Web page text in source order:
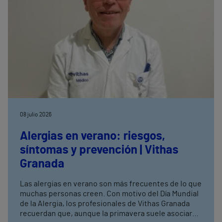
08 julio 2026
Alergias en verano: riesgos,
síntomas y prevención | Vithas
Granada
Las alergias en verano son más frecuentes de lo que
muchas personas creen. Con motivo del Día Mundial
de la Alergia, los profesionales de Vithas Granada
recuerdan que, aunque la primavera suele asociarse